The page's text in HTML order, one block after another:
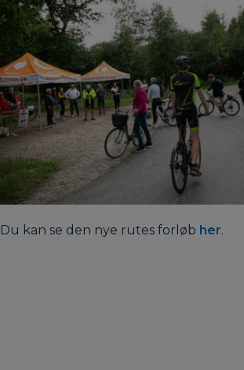
Du kan se den nye rutes forløb her.